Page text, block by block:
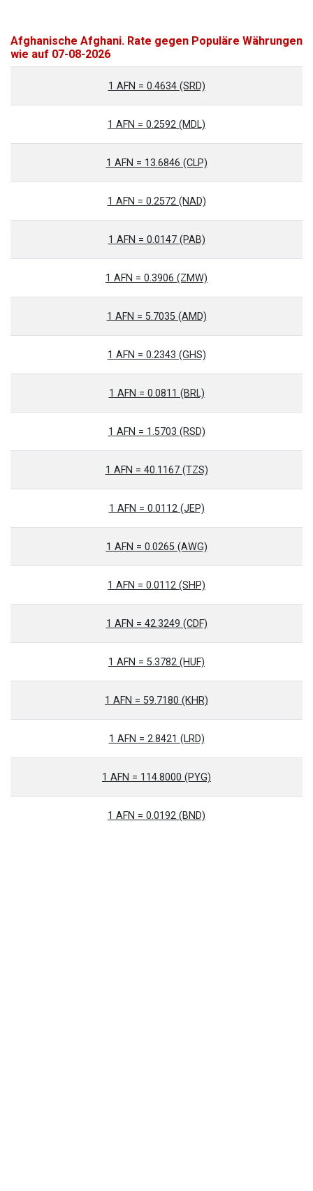
Afghanische Afghani. Rate gegen Populäre Währungen
wie auf 07-08-2026
1 AFN = 0.4634 (SRD)
1 AFN = 0.2592 (MDL)
1 AFN = 13.6846 (CLP)
1 AFN = 0.2572 (NAD)
1 AFN = 0.0147 (PAB)
1 AFN = 0.3906 (ZMW)
1 AFN = 5.7035 (AMD)
1 AFN = 0.2343 (GHS)
1 AFN = 0.0811 (BRL)
1 AFN = 1.5703 (RSD)
1 AFN = 40.1167 (TZS)
1 AFN = 0.0112 (JEP)
1 AFN = 0.0265 (AWG)
1 AFN = 0.0112 (SHP)
1 AFN = 42.3249 (CDF)
1 AFN = 5.3782 (HUF)
1 AFN = 59.7180 (KHR)
1 AFN = 2.8421 (LRD)
1 AFN = 114.8000 (PYG)
1 AFN = 0.0192 (BND)